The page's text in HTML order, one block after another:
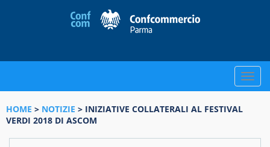
Toggle
HOME > NOTIZIE > INIZIATIVE COLLATERALI AL FESTIVAL
VERDI 2018 DI ASCOM